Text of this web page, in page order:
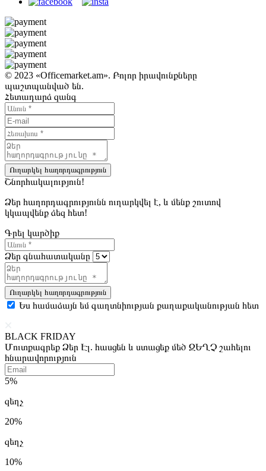
© 2023 «Officemarket.am». Բոլոր իրավունքները
պաշտպանված են.
Հետադարձ զանգ
Ուղարկել հաղորդագրություն
Շնորհակալություն!
Ձեր հաղորդագրությունն ուղարկվել է, և մենք շուտով
կկապվենք ձեզ հետ!
Գրել կարծիք
Ձեր գնահատականը
Ուղարկել հաղորդագրություն
Ես համաձայն եմ գաղտնիության քաղաքականության հետ
BLACK FRIDAY
Մուտքագրեք Ձեր Էլ. հասցեն և ստացեք մեծ ԶԵՂՉ շահելու
հնարավորություն
5%
զեղչ
20%
զեղչ
10%